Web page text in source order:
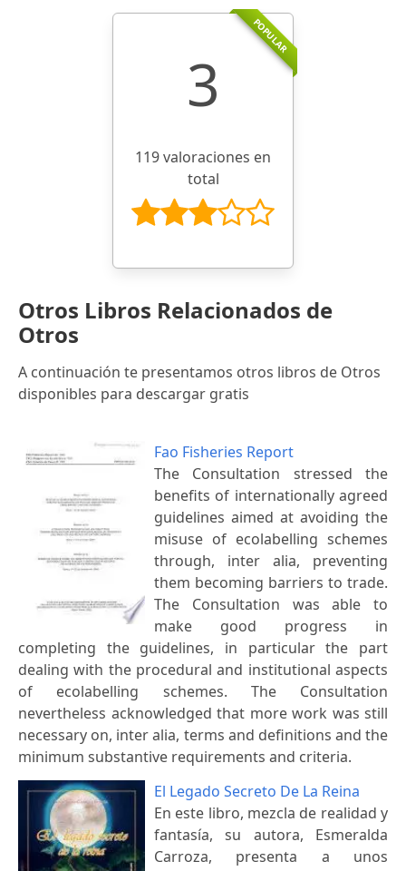
POPULAR
3
119 valoraciones en
total
Otros Libros Relacionados de
Otros
A continuación te presentamos otros libros de Otros
disponibles para descargar gratis
Fao Fisheries Report
The Consultation stressed the
benefits of internationally agreed
guidelines aimed at avoiding the
misuse of ecolabelling schemes
through, inter alia, preventing
them becoming barriers to trade.
The Consultation was able to
make good progress in
completing the guidelines, in particular the part
dealing with the procedural and institutional aspects
of ecolabelling schemes. The Consultation
nevertheless acknowledged that more work was still
necessary on, inter alia, terms and definitions and the
minimum substantive requirements and criteria.
El Legado Secreto De La Reina
En este libro, mezcla de realidad y
fantasía, su autora, Esmeralda
Carroza, presenta a unos